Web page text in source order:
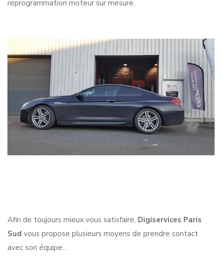
reprogrammation moteur sur mesure.
Afin de toujours mieux vous satisfaire, Digiservices Paris
Sud vous propose plusieurs moyens de prendre contact
avec son équipe…